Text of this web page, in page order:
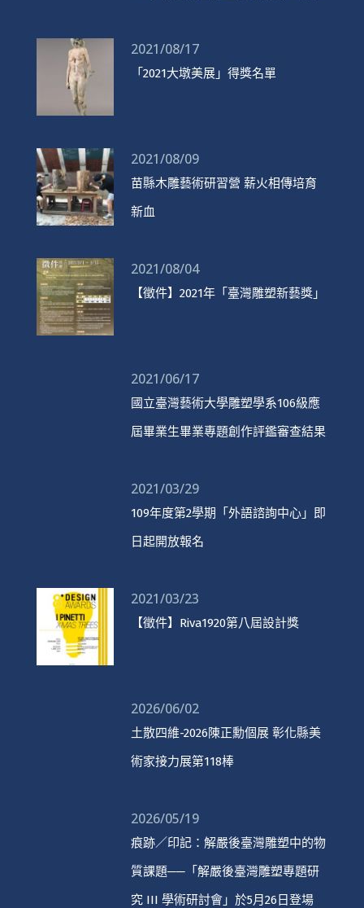
2021/08/17
「2021大墩美展」得獎名單
2021/08/09
苗縣木雕藝術研習營 薪火相傳培育
新血
2021/08/04
【徵件】2021年「臺灣雕塑新藝獎」
2021/06/17
國立臺灣藝術大學雕塑學系106級應
屆畢業生畢業專題創作評鑑審查結果
2021/03/29
109年度第2學期「外語諮詢中心」即
日起開放報名
2021/03/23
【徵件】Riva1920第八屆設計獎
2026/06/02
土散四維-2026陳正勳個展 彰化縣美
術家接力展第118棒
2026/05/19
痕跡／印記：解嚴後臺灣雕塑中的物
質課題──「解嚴後臺灣雕塑專題研
究 III 學術研討會」於5月26日登場